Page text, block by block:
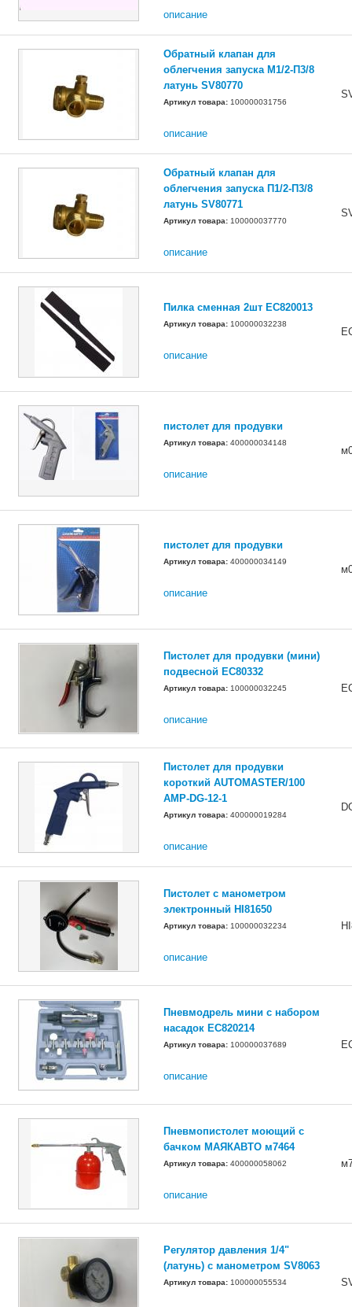
описание
Обратный клапан для
облегчения запуска М1/2-П3/8
латунь SV80770
Артикул товара: 100000031756
описание
Обратный клапан для
облегчения запуска П1/2-П3/8
латунь SV80771
Артикул товара: 100000037770
описание
Пилка сменная 2шт EC820013
Артикул товара: 100000032238
описание
пистолет для продувки
Артикул товара: 400000034148
описание
пистолет для продувки
Артикул товара: 400000034149
описание
Пистолет для продувки (мини)
подвесной EC80332
Артикул товара: 100000032245
описание
Пистолет для продувки
короткий AUTOMASTER/100
AMP-DG-12-1
Артикул товара: 400000019284
описание
Пистолет с манометром
электронный HI81650
Артикул товара: 100000032234
описание
Пневмодрель мини с набором
насадок ЕС820214
Артикул товара: 100000037689
описание
Пневмопистолет моющий с
бачком МАЯКАВТО м7464
Артикул товара: 400000058062
описание
Регулятор давления 1/4"
(латунь) с манометром SV8063
Артикул товара: 100000055534